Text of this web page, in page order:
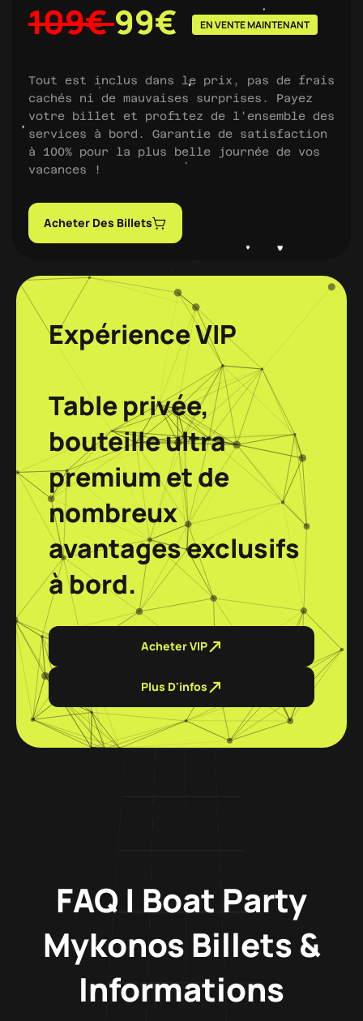
109€99€ EN VENTE MAINTENANT
Tout est inclus dans le prix, pas de frais
cachés ni de mauvaises surprises. Payez
votre billet et profitez de l'ensemble des
services à bord. Garantie de satisfaction
à 100% pour la plus belle journée de vos
vacances !
Acheter Des Billets
Expérience VIP
Table privée,
bouteille ultra
premium et de
nombreux
avantages exclusifs
à bord.
Acheter VIP
Plus D'infos
FAQ | Boat Party
Mykonos Billets &
Informations